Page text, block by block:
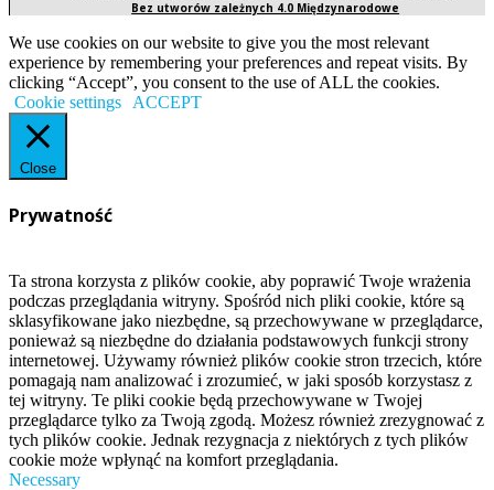
Bez utworów zależnych 4.0 Międzynarodowe
We use cookies on our website to give you the most relevant
experience by remembering your preferences and repeat visits. By
clicking “Accept”, you consent to the use of ALL the cookies.
Cookie settings
ACCEPT
Close
Prywatność
Ta strona korzysta z plików cookie, aby poprawić Twoje wrażenia
podczas przeglądania witryny. Spośród nich pliki cookie, które są
sklasyfikowane jako niezbędne, są przechowywane w przeglądarce,
ponieważ są niezbędne do działania podstawowych funkcji strony
internetowej. Używamy również plików cookie stron trzecich, które
pomagają nam analizować i zrozumieć, w jaki sposób korzystasz z
tej witryny. Te pliki cookie będą przechowywane w Twojej
przeglądarce tylko za Twoją zgodą. Możesz również zrezygnować z
tych plików cookie. Jednak rezygnacja z niektórych z tych plików
cookie może wpłynąć na komfort przeglądania.
Necessary